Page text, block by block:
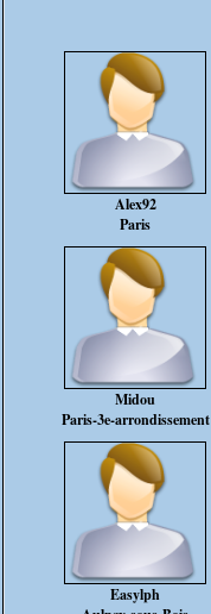
Alex92
Paris
Midou
Paris-3e-arrondissement
Easylph